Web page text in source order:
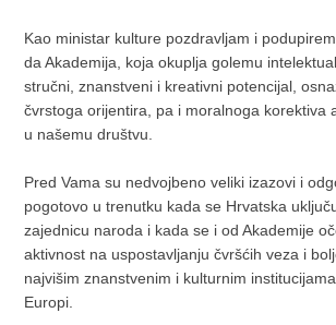
Kao ministar kulture pozdravljam i
da Akademija, koja okuplja golemu
stručni, znanstveni i kreativni potencijal,
čvrstoga orijentira, pa i moralnoga korektiva
u našemu društvu.
Pred Vama su nedvojbeno veliki izazovi i
pogotovo u trenutku kada se Hrvatska
zajednicu naroda i kada se i od Akademije
aktivnost na uspostavljanju čvršćih veza i
najvišim znanstvenim i kulturnim
Europi.